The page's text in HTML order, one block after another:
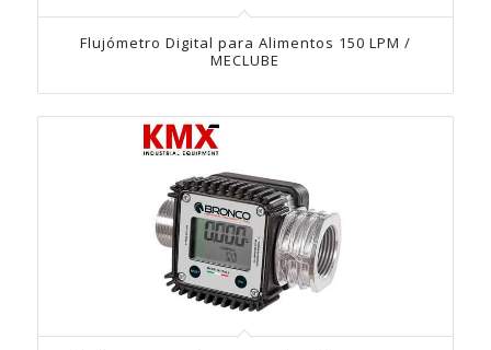
Flujómetro Digital para Alimentos 150 LPM /
MECLUBE